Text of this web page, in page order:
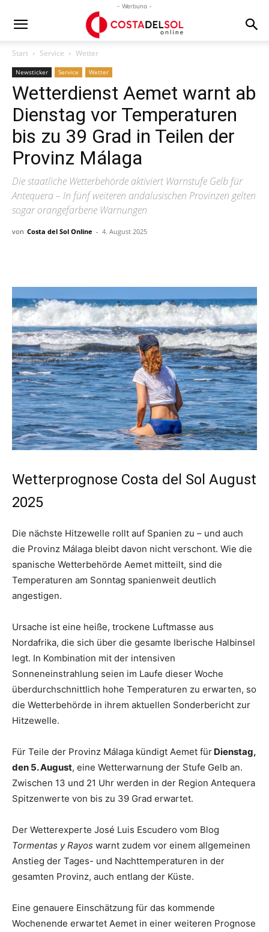
- Werbung -
Start Service Wetter
Newsticker Service Wetter
Wetterdienst Aemet warnt ab
Dienstag vor Temperaturen
bis zu 39 Grad in Teilen der
Provinz Málaga
Die staatliche Wetterbehörde aktiviert Warnstufe Gelb für
Antequera – In fünf weiteren andalusischen Provinzen gelten
sogar orangefarbene Warnungen
von Costa del Sol Online - 4. August 2025
Wetterprognose Costa del Sol August
2025
Die nächste Hitzewelle rollt auf Spanien zu – und auch
die Provinz Málaga bleibt davon nicht verschont. Wie die
spanische Wetterbehörde Aemet mitteilt, sind die
Temperaturen am Sonntag spanienweit deutlich
angestigen.
Ursache ist eine heiße, trockene Luftmasse aus
Nordafrika, die sich über die gesamte Iberische Halbinsel
legt. In Kombination mit der intensiven
Sonneneinstrahlung seien im Laufe dieser Woche
überdurchschnittlich hohe Temperaturen zu erwarten, so
die Wetterbehörde in ihrem aktuellen Sonderbericht zur
Hitzewelle.
Für Teile der Provinz Málaga kündigt Aemet für Dienstag,
den 5. August, eine Wetterwarnung der Stufe Gelb an.
Zwischen 13 und 21 Uhr werden in der Region Antequera
Spitzenwerte von bis zu 39 Grad erwartet.
Der Wetterexperte José Luis Escudero vom Blog
Tormentas y Rayos warnt zudem vor einem allgemeinen
Anstieg der Tages- und Nachttemperaturen in der
gesamten Provinz, auch entlang der Küste.
Eine genauere Einschätzung für das kommende
Wochenende erwartet Aemet in einer weiteren Prognose